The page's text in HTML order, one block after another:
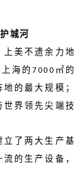
城河
美不遗余力地
海的7000 ㎡的
的最大规模；
世界领先尖端技
了两大生产基
的生产设备，